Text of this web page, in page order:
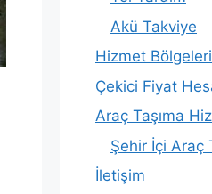
Akü Takviye
Hizmet Bölgeleri
Çekici Fiyat
Araç Taşıma
Şehir İçi Araç
İletişim